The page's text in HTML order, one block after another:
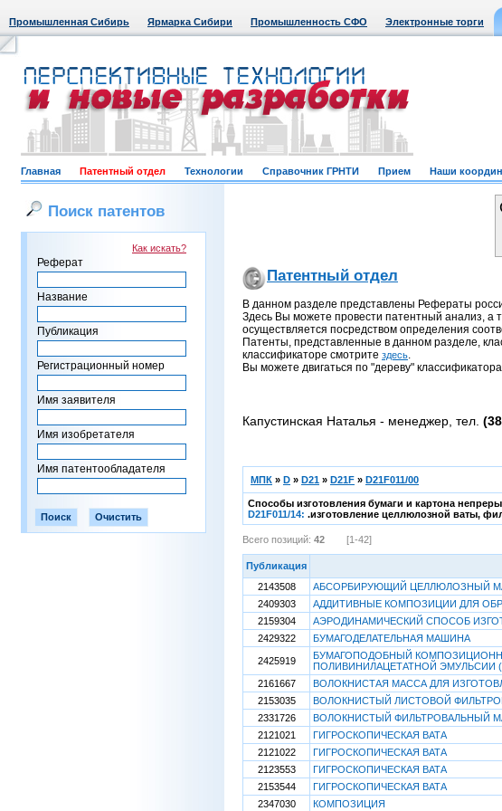
Промышленная Сибирь Ярмарка Сибири Промышленность СФО Электронные торги
Главная Патентный отдел Технологии Справочник ГРНТИ Прием Наши
Поиск патентов
Как искать?
Реферат
Название
Публикация
Регистрационный номер
Имя заявителя
Имя изобретателя
Имя патентообладателя
Патентный отдел
В данном разделе представлены Рефераты
Здесь Вы можете провести патентный анализ, а
осуществляется посредством определения
Патенты, представленные в данном разделе,
классификаторе смотрите здесь.
Вы можете двигаться по "дереву"
Капустинская Наталья - менеджер, тел.
МПК » D » D21 » D21F » D21F011/00
Способы изготовления бумаги и картона
D21F011/14: .изготовление целлюлозной ваты,
Всего позиций: 42 [1-42]
Публикация
2143508
АБСОРБИРУЮЩИЙ ЦЕЛЛЮЛОЗНЫЙ
2409303
АДДИТИВНЫЕ КОМПОЗИЦИИ ДЛЯ
2159304
АЭРОДИНАМИЧЕСКИЙ СПОСОБ
2429322
БУМАГОДЕЛАТЕЛЬНАЯ МАШИНА
2425919
БУМАГОПОДОБНЫЙ
ПОЛИВИНИЛАЦЕТАТНОЙ ЭМУЛЬСИИ
2161667
ВОЛОКНИСТАЯ МАССА ДЛЯ
2153035
ВОЛОКНИСТЫЙ ЛИСТОВОЙ
2331726
ВОЛОКНИСТЫЙ ФИЛЬТРОВАЛЬНЫЙ
2121021
ГИГРОСКОПИЧЕСКАЯ ВАТА
2121022
ГИГРОСКОПИЧЕСКАЯ ВАТА
2123553
ГИГРОСКОПИЧЕСКАЯ ВАТА
2153544
ГИГРОСКОПИЧЕСКАЯ ВАТА
2347030
КОМПОЗИЦИЯ